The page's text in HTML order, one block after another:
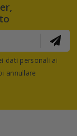
dati personali ai
annullare